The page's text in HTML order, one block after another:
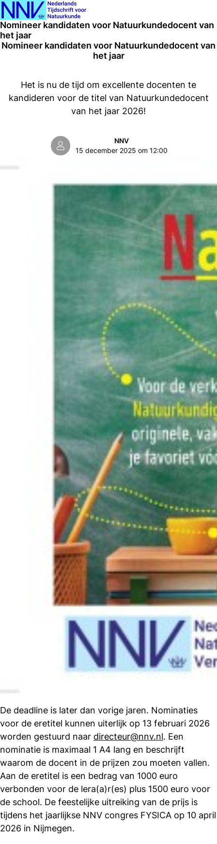
Nomineer kandidaten voor Natuurkundedocent van
het jaar
Nomineer kandidaten voor Natuurkundedocent van
het jaar
Het is nu de tijd om excellente docenten te
kandideren voor de titel van Natuurkundedocent
van het jaar 2026!
NNV
15 december 2025 om 12:00
De deadline is later dan vorige jaren. Nominaties
voor de eretitel kunnen uiterlijk op 13 februari 2026
worden gestuurd naar directeur@nnv.nl. Een
nominatie is maximaal 1 A4 lang en beschrijft
waarom de docent in de prijzen zou moeten vallen.
Aan de eretitel is een bedrag van 1000 euro
verbonden voor de lera(a)r(es) plus 1500 euro voor
de school. De feestelijke uitreiking van de prijs is
tijdens het jaarlijkse NNV congres FYSICA op 10 april
2026 in Nijmegen.